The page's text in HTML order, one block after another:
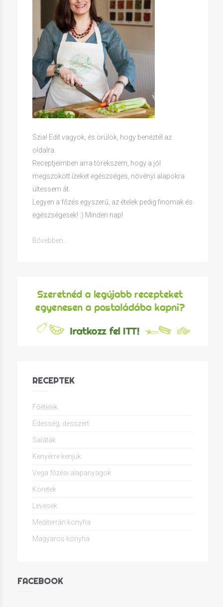
Szia! Edit vagyok, és örülök, hogy benéztél az
oldalra.
Receptjeimben arra törekszem, hogy a jól
megszokott ízeket egészséges, növényi alapokra
ültessem át.
Legyen a főzés egyszerű, az ételek pedig finomak és
egészségesek! :) Minden nap!
Bővebben...
RECEPTEK
Főételek
Édesség, desszert
Saláták
Kenyérre kenjük
Vega főzési alapanyagok
Köretek
Levesek
Mediterrán konyha
Magyaros konyha
FACEBOOK